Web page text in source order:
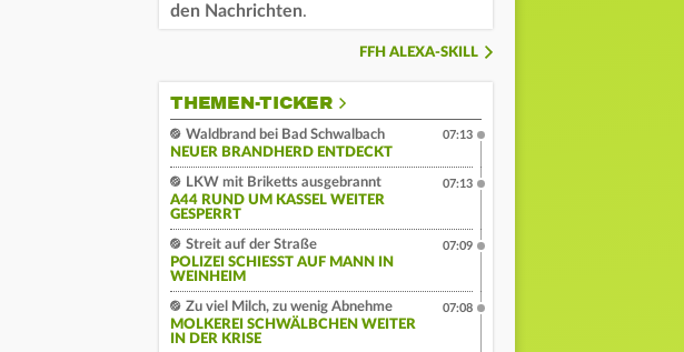
den Nachrichten.
FFH ALEXA-SKILL
THEMEN-TICKER
Waldbrand bei Bad Schwalbach
NEUER BRANDHERD ENTDECKT
07:13
LKW mit Briketts ausgebrannt
A44 RUND UM KASSEL WEITER
GESPERRT
07:13
Streit auf der Straße
POLIZEI SCHIESST AUF MANN IN W
EINHEIM
07:09
Zu viel Milch, zu wenig Abnehme
MOLKEREI SCHWÄLBCHEN WEITER
IN DER KRISE
07:08